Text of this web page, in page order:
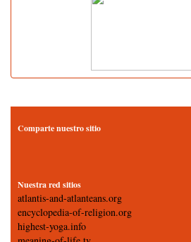
Comparte nuestro sitio
Nuestra red sitios
atlantis-and-atlanteans.org
encyclopedia-of-religion.org
highest-yoga.info